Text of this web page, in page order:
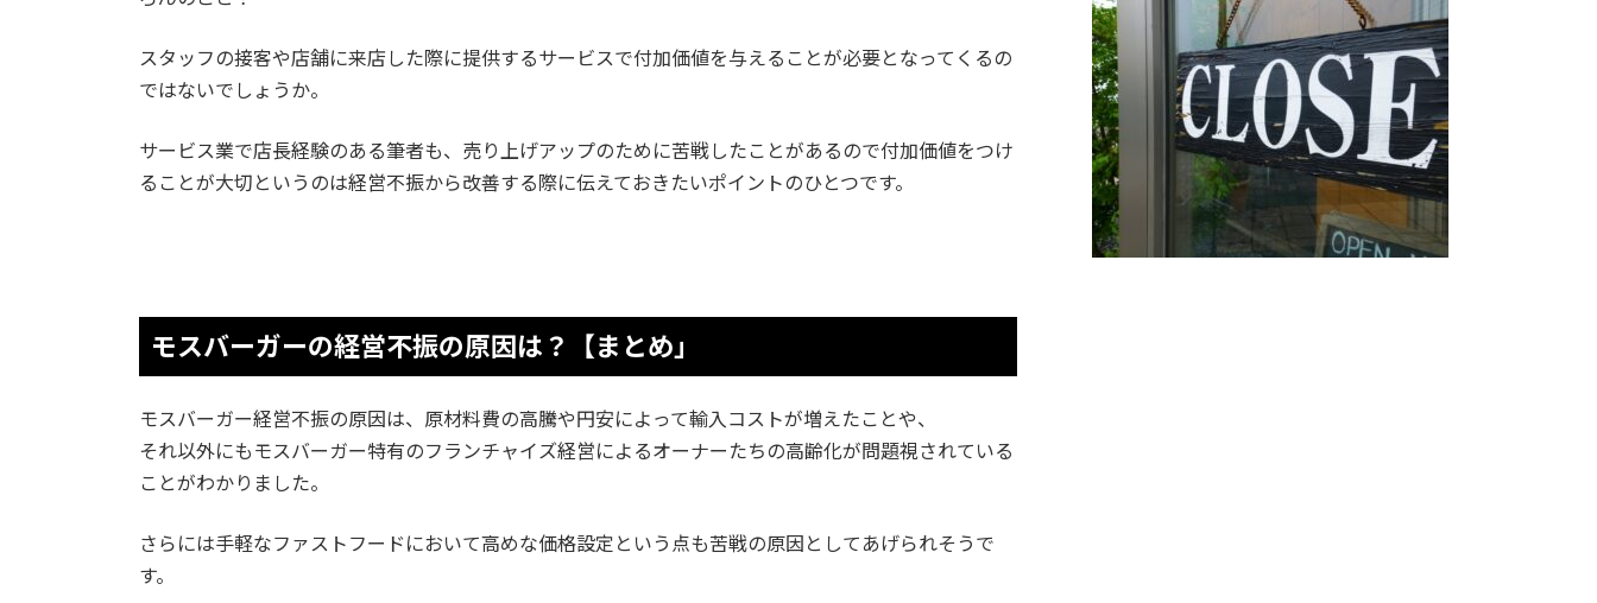
スタッフの接客や店舗に来店した際に提供するサービスで付加価値を与えることが必要となってくるの
ではないでしょうか。
サービス業で店長経験のある筆者も、売り上げアップのために苦戦したことがあるので付加価値をつけ
ることが大切というのは経営不振から改善する際に伝えておきたいポイントのひとつです。
モスバーガーの経営不振の原因は？【まとめ」
モスバーガー経営不振の原因は、原材料費の高騰や円安によって輸入コストが増えたことや、
それ以外にもモスバーガー特有のフランチャイズ経営によるオーナーたちの高齢化が問題視されている
ことがわかりました。
さらには手軽なファストフードにおいて高めな価格設定という点も苦戦の原因としてあげられそうで
す。